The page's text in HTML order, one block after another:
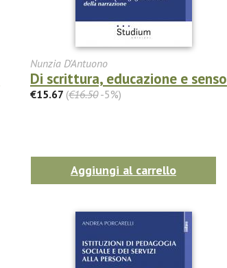
Nunzia D'Antuono
Di scrittura, educazione e senso
€15.67 (€16.50-5%)
Aggiungi al carrello